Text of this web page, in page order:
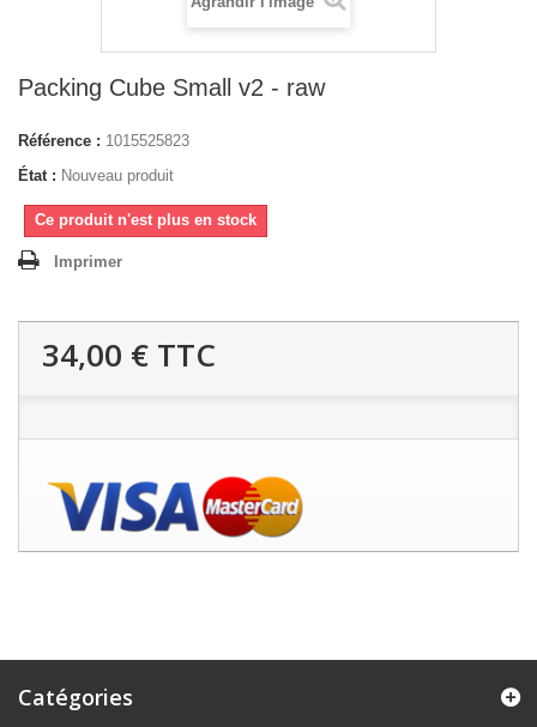
Packing Cube Small v2 - raw
Référence : 1015525823
État : Nouveau produit
Ce produit n'est plus en stock
Imprimer
34,00 € TTC
Catégories